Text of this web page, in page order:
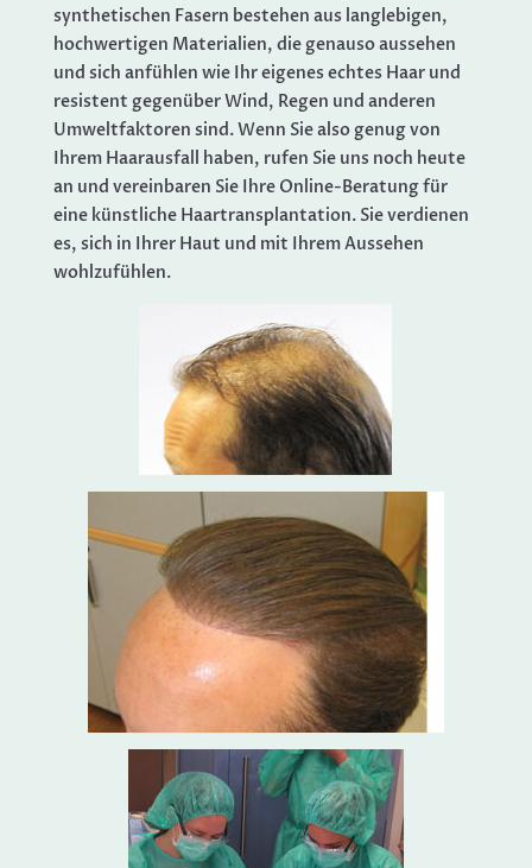
synthetischen Fasern bestehen aus langlebigen,
hochwertigen Materialien, die genauso aussehen
und sich anfühlen wie Ihr eigenes echtes Haar und
resistent gegenüber Wind, Regen und anderen
Umweltfaktoren sind. Wenn Sie also genug von
Ihrem Haarausfall haben, rufen Sie uns noch heute
an und vereinbaren Sie Ihre Online-Beratung für
eine künstliche Haartransplantation. Sie verdienen
es, sich in Ihrer Haut und mit Ihrem Aussehen
wohlzufühlen.